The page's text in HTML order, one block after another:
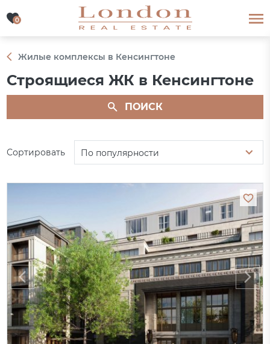
0
0
Жилые комплексы в Кенсингтоне
Строящиеся ЖК в Кенсингтоне
ПОИСК
Сортировать По популярности